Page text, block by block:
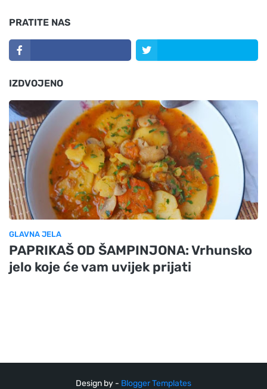
PRATITE NAS
IZDVOJENO
GLAVNA JELA
PAPRIKAŠ OD ŠAMPINJONA: Vrhunsko
jelo koje će vam uvijek prijati
Design by - Blogger Templates